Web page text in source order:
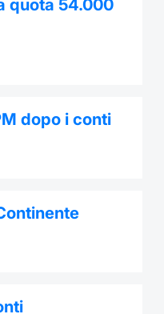
quota 54.000
dopo i conti